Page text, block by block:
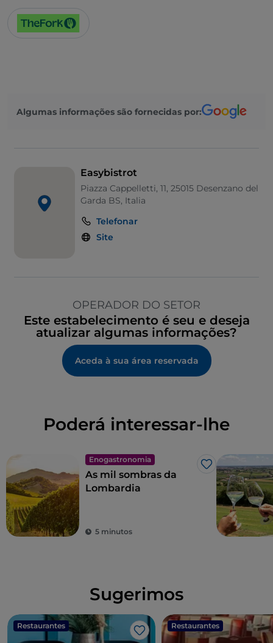
Algumas informações são fornecidas por:
Easybistrot
Piazza Cappelletti, 11, 25015 Desenzano del
Garda BS, Italia
Telefonar
Site
OPERADOR DO SETOR
Este estabelecimento é seu e deseja
atualizar algumas informações?
Aceda à sua área reservada
Poderá interessar-lhe
Enogastronomia
Gosto
As mil sombras da
Lombardia
5 minutos
Sugerimos
Restaurantes
Gosto
Restaurantes